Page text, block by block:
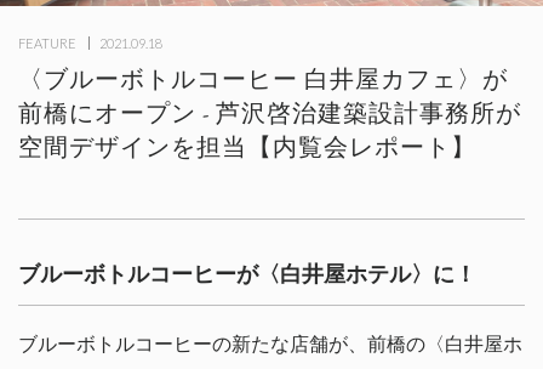
FEATURE 2021.09.18
〈ブルーボトルコーヒー 白井屋カフェ〉が
前橋にオープン - 芦沢啓治建築設計事務所が
空間デザインを担当【内覧会レポート】
ブルーボトルコーヒーが〈白井屋ホテル〉に！
ブルーボトルコーヒーの新たな店舗が、前橋の〈白井屋ホ